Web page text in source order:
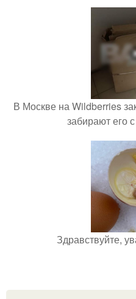
В Москве на Wildberries
забирают его
Здравствуйте,